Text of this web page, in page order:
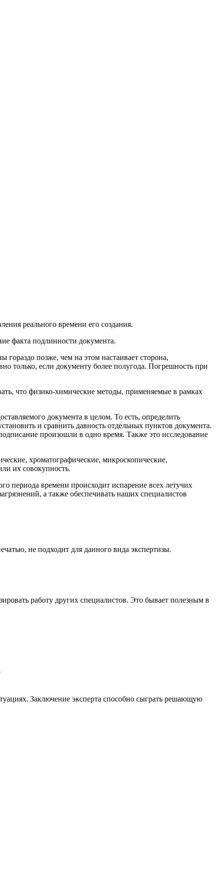
реального времени его создания.
факта подлинности документа.
гораздо позже, чем на этом настаивает сторона,
только, если документу более полугода. Погрешность при
что физико-химические методы, применяемые в рамках
документа в целом. То есть, определить
и сравнить давность отдельных пунктов документа.
произошли в одно время. Также это исследование
хроматографические, микроскопические,
их совокупность.
периода времени происходит испарение всех летучих
а также обеспечивать наших специалистов
не подходит для данного вида экспертизы.
работу других специалистов. Это бывает полезным в
Заключение эксперта способно сыграть решающую